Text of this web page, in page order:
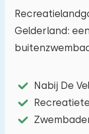
Gelderland:
Nabij De